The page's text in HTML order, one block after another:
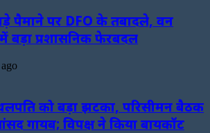
पैमाने पर DFO के तबादले, वन
बड़ा प्रशासनिक फेरबदल
को बड़ा झटका, परिसीमन बैठक
गायब; विपक्ष ने किया बायकॉट